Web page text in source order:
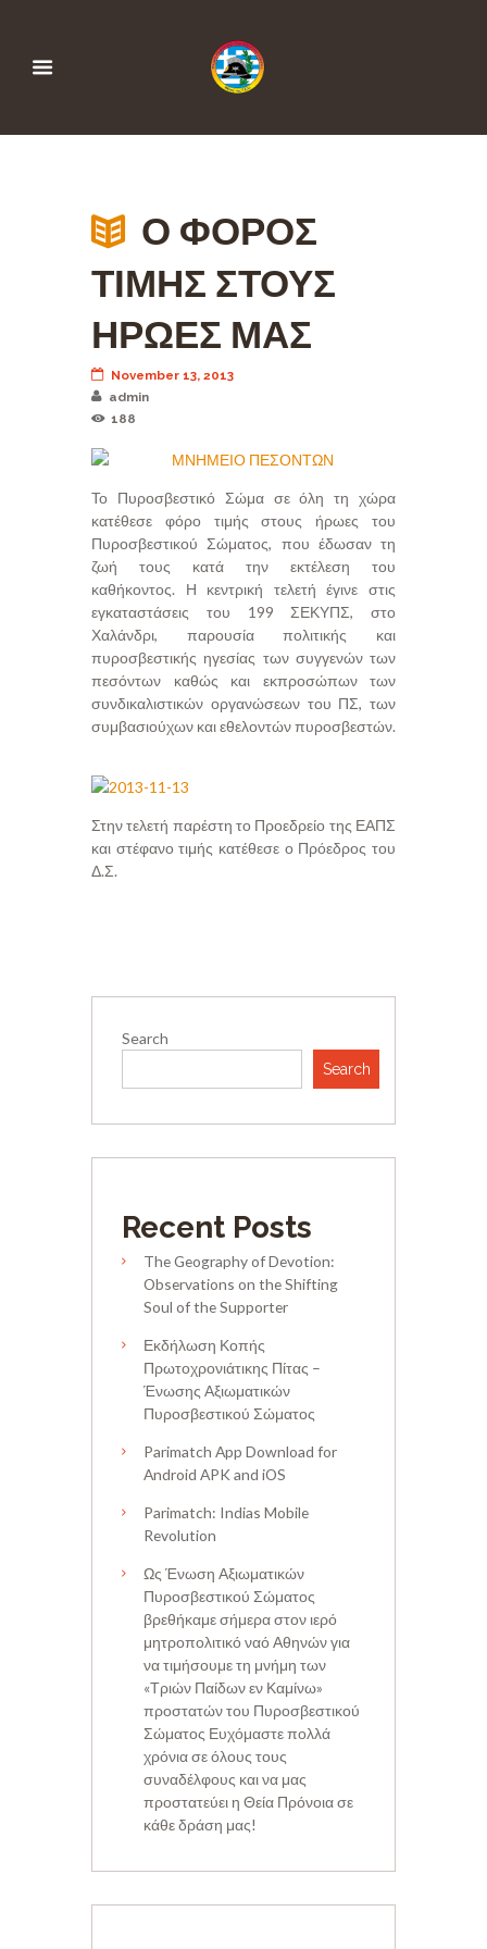
Ο ΦΟΡΟΣ
ΤΙΜΗΣ ΣΤΟΥΣ
ΗΡΩΕΣ ΜΑΣ
November 13, 2013
admin
188
Το Πυροσβεστικό Σώμα σε όλη τη χώρα
κατέθεσε φόρο τιμής στους ήρωες του
Πυροσβεστικού Σώματος, που έδωσαν τη
ζωή τους κατά την εκτέλεση του
καθήκοντος. Η κεντρική τελετή έγινε στις
εγκαταστάσεις του 199 ΣΕΚΥΠΣ, στο
Χαλάνδρι, παρουσία πολιτικής και
πυροσβεστικής ηγεσίας των συγγενών των
πεσόντων καθώς και εκπροσώπων των
συνδικαλιστικών οργανώσεων του ΠΣ, των
συμβασιούχων και εθελοντών πυροσβεστών.
Στην τελετή παρέστη το Προεδρείο της ΕΑΠΣ
και στέφανο τιμής κατέθεσε ο Πρόεδρος του
Δ.Σ.
Search
Search
Recent Posts
The Geography of Devotion:
Observations on the Shifting
Soul of the Supporter
Εκδήλωση Κοπής
Πρωτοχρονιάτικης Πίτας –
Ένωσης Αξιωματικών
Πυροσβεστικού Σώματος
Parimatch App Download for
Android APK and iOS
Parimatch: Indias Mobile
Revolution
Ως Ένωση Αξιωματικών
Πυροσβεστικού Σώματος
βρεθήκαμε σήμερα στον ιερό
μητροπολιτικό ναό Αθηνών για
να τιμήσουμε τη μνήμη των
«Τριών Παίδων εν Καμίνω»
προστατών του Πυροσβεστικού
Σώματος Ευχόμαστε πολλά
χρόνια σε όλους τους
συναδέλφους και να μας
προστατεύει η Θεία Πρόνοια σε
κάθε δράση μας!